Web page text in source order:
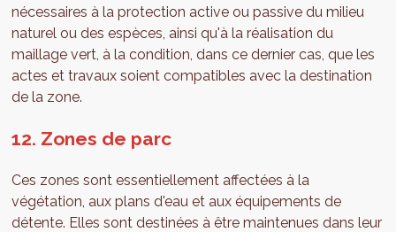
nécessaires à la protection active ou passive du milieu
naturel ou des espèces, ainsi qu'à la réalisation du
maillage vert, à la condition, dans ce dernier cas, que les
actes et travaux soient compatibles avec la destination
de la zone.
12. Zones de parc
Ces zones sont essentiellement affectées à la
végétation, aux plans d'eau et aux équipements de
détente. Elles sont destinées à être maintenues dans leur